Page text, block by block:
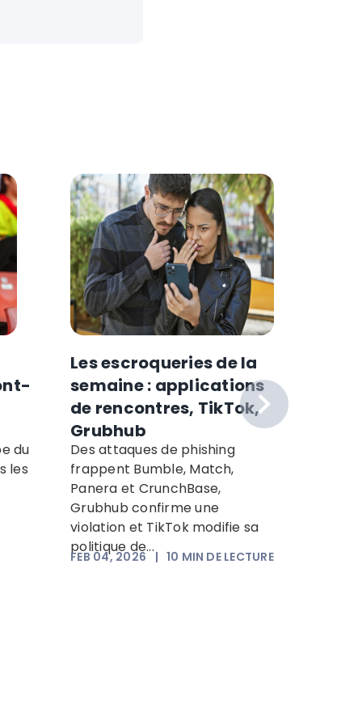
du
les
Les escroqueries de la
semaine : applications
de rencontres, TikTok,
Grubhub
Des attaques de phishing
frappent Bumble, Match,
Panera et CrunchBase,
Grubhub confirme une
violation et TikTok modifie sa
politique de...
FEB 04, 2026 | 10 MIN DE LECTURE